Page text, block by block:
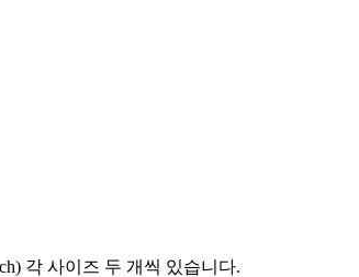
각 사이즈 두 개씩 있습니다.